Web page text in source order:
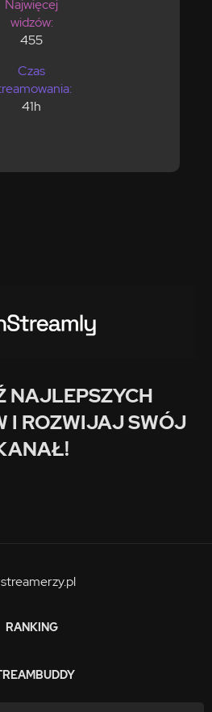
Najwięcej
widzów:
455
Czas
41h
NAJLEPSZYCH
I ROZWIJAJ SWÓJ
RANKING